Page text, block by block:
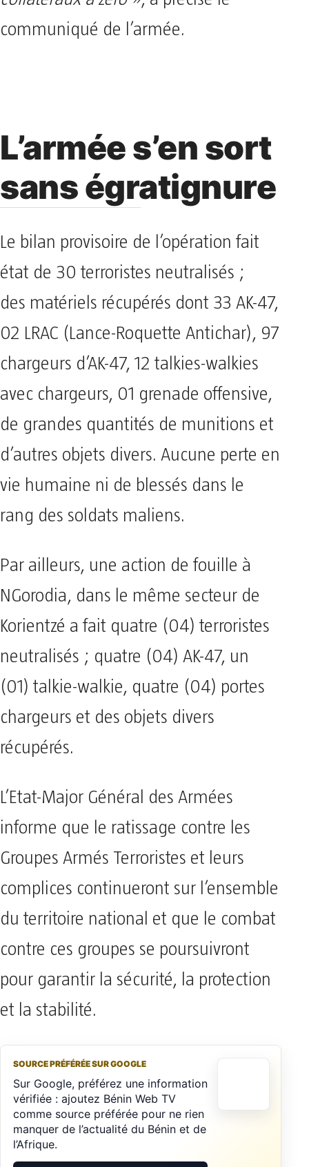
communiqué de l’armée.
L’armée s’en sort
sans égratignure
Le bilan provisoire de l’opération fait
état de 30 terroristes neutralisés ;
des matériels récupérés dont 33 AK-47,
02 LRAC (Lance-Roquette Antichar), 97
chargeurs d’AK-47, 12 talkies-walkies
avec chargeurs, 01 grenade offensive,
de grandes quantités de munitions et
d’autres objets divers. Aucune perte en
vie humaine ni de blessés dans le
rang des soldats maliens.
Par ailleurs, une action de fouille à
NGorodia, dans le même secteur de
Korientzé a fait quatre (04) terroristes
neutralisés ; quatre (04) AK-47, un
(01) talkie-walkie, quatre (04) portes
chargeurs et des objets divers
récupérés.
L’Etat-Major Général des Armées
informe que le ratissage contre les
Groupes Armés Terroristes et leurs
complices continueront sur l’ensemble
du territoire national et que le combat
contre ces groupes se poursuivront
pour garantir la sécurité, la protection
et la stabilité.
SOURCE PRÉFÉRÉE SUR GOOGLE
Sur Google, préférez une information
vérifiée : ajoutez Bénin Web TV
comme source préférée pour ne rien
manquer de l’actualité du Bénin et de
l’Afrique.